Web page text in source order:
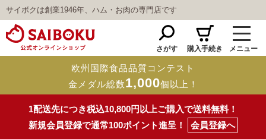
サイボクは創業1946年、ハム・お肉の専門店です
さがす 購入手続き メニュー
欧州国際食品品質コンテスト
金メダル総数1,000個以上！
1配送先につき税込10,800円以上ご購入で送料無料！
新規会員登録で通常100ポイント進呈！
会員登録へ